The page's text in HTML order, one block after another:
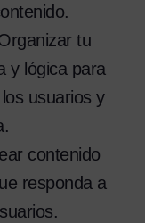
tu
y lógica para
usuarios y
contenido
responda a